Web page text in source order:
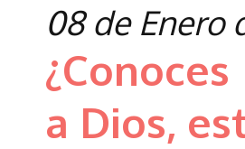
08 de Enero
a Dios,